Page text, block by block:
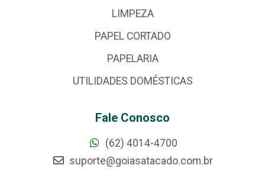
LIMPEZA
PAPEL CORTADO
PAPELARIA
UTILIDADES DOMÉSTICAS
Fale Conosco
(62) 4014-4700
suporte@goiasatacado.com.br